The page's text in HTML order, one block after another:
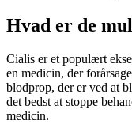
Hvad er de
Cialis er et populært
en medicin, der
blodprop, der er ved at
det bedst at stoppe
medicin.